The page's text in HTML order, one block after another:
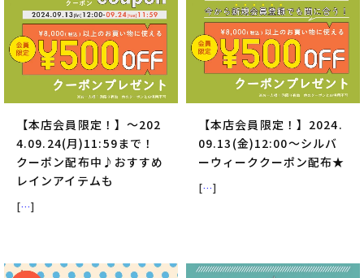
【本店会員限定！】～202
4.09.24(月)11:59まで！
クーポン配布中♪おすすめ
レインアイテムも
[…]
【本店会員限定！】2024.
09.13(金)12:00～シルバ
ーウィーククーポン配布★
[…]